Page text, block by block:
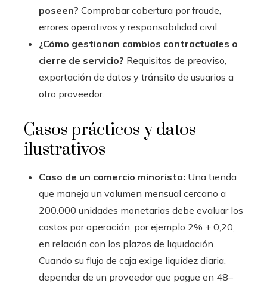
poseen? Comprobar cobertura por fraude,
errores operativos y responsabilidad civil.
¿Cómo gestionan cambios contractuales o
cierre de servicio? Requisitos de preaviso,
exportación de datos y tránsito de usuarios a
otro proveedor.
Casos prácticos y datos
ilustrativos
Caso de un comercio minorista: Una tienda
que maneja un volumen mensual cercano a
200.000 unidades monetarias debe evaluar los
costos por operación, por ejemplo 2% + 0,20,
en relación con los plazos de liquidación.
Cuando su flujo de caja exige liquidez diaria,
depender de un proveedor que pague en 48–